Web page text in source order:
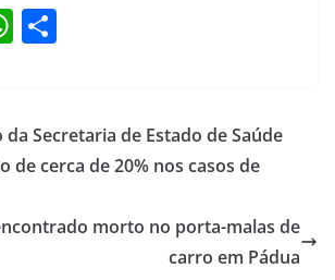
W
s
A
p
e
Secretaria de Estado de Saúde
de cerca de 20% nos casos de
morto no porta-malas de
carro em Pádua